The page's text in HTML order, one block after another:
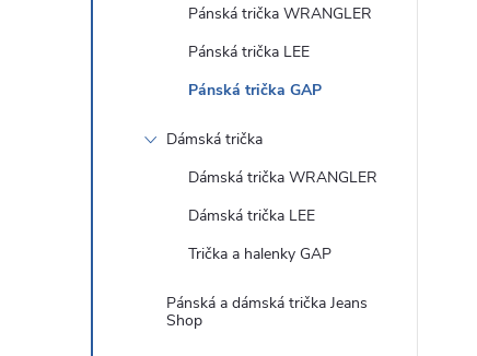
Pánská trička WRANGLER
Pánská trička LEE
Pánská trička GAP
Dámská trička
Dámská trička WRANGLER
Dámská trička LEE
Trička a halenky GAP
Pánská a dámská trička Jeans
Shop